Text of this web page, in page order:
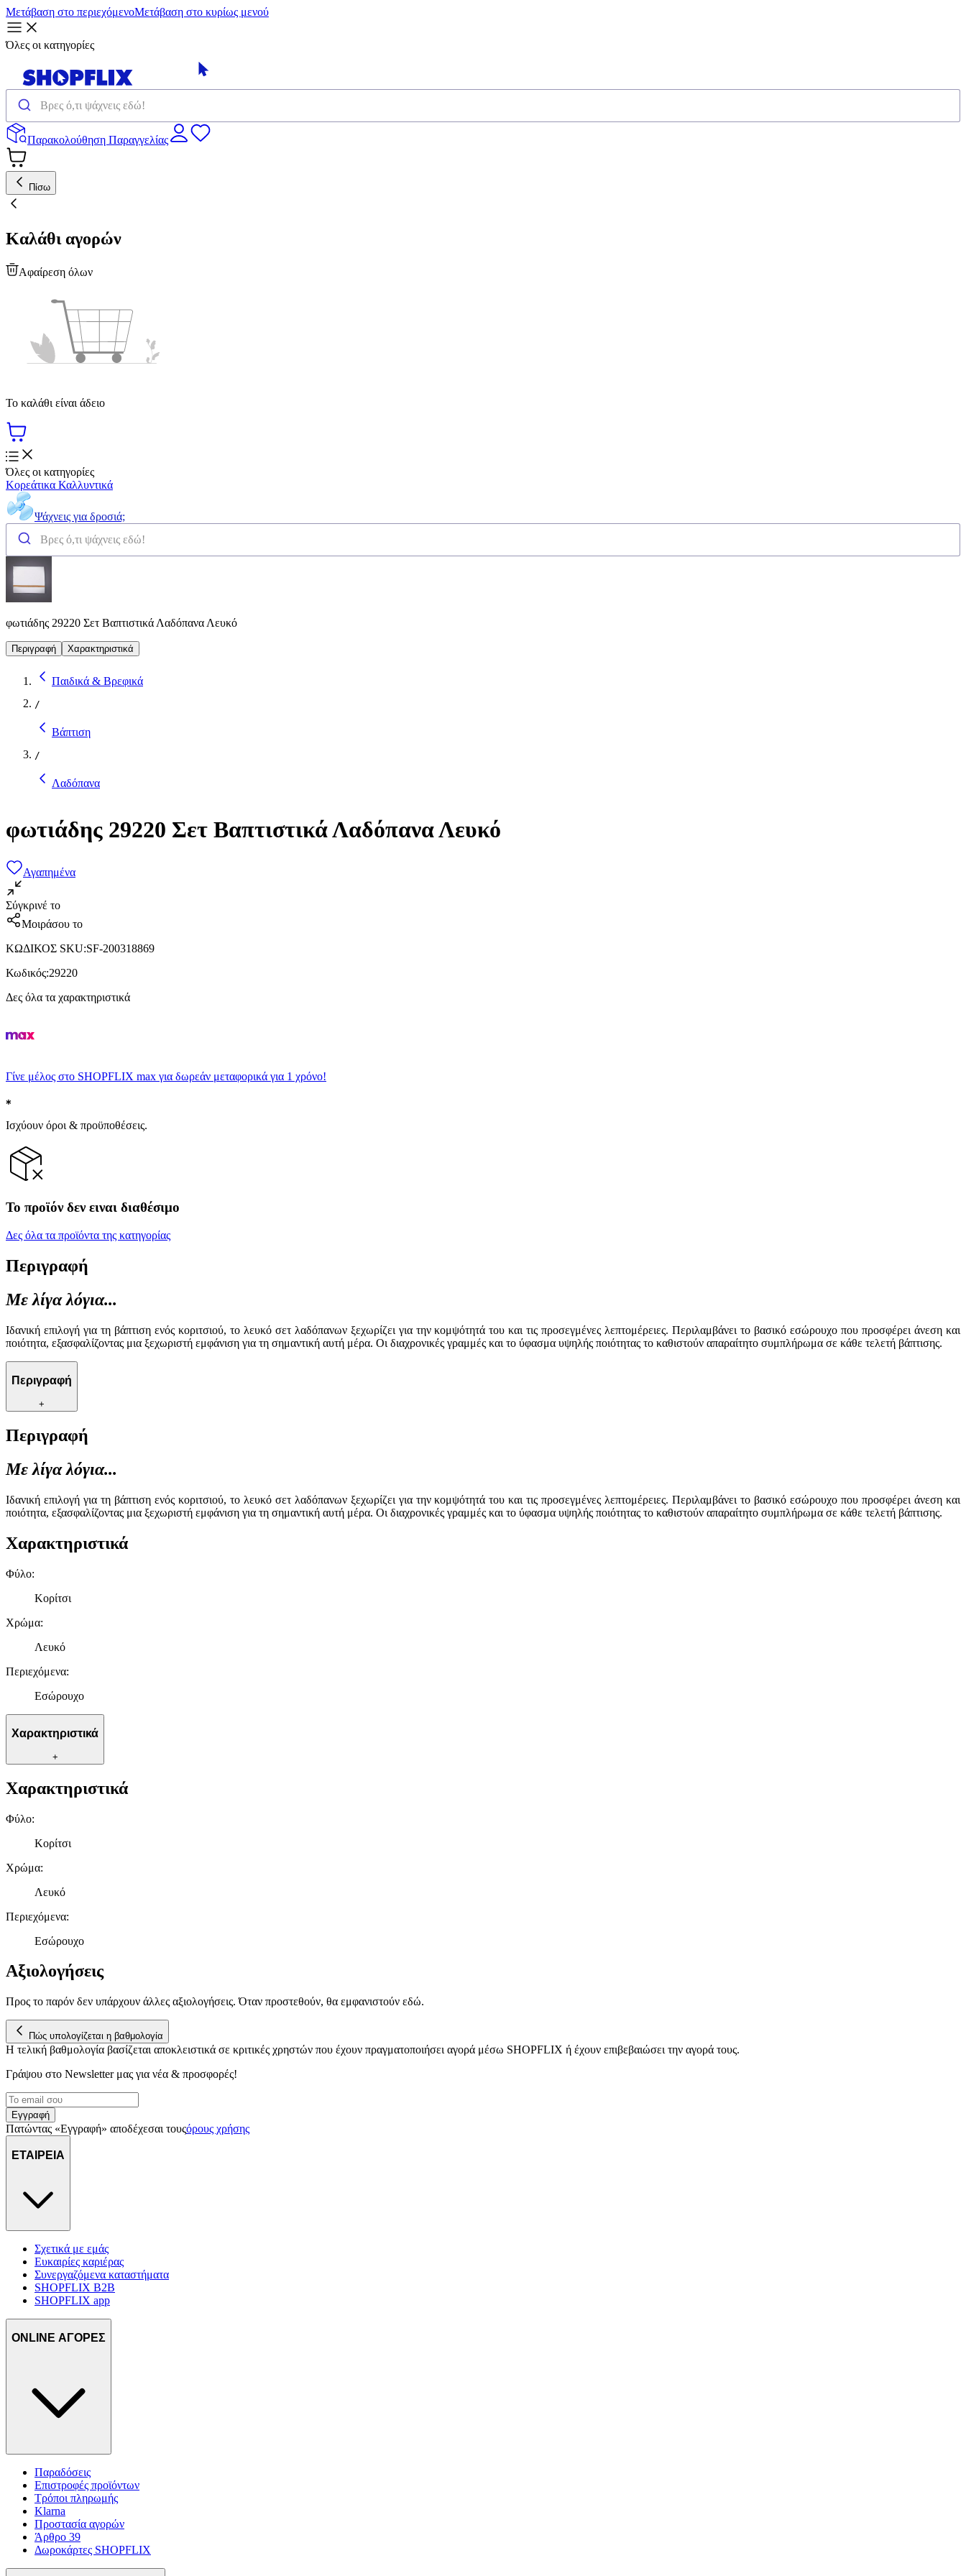
Μετάβαση στο περιεχόμενοΜετάβαση στο κυρίως μενού
Όλες οι κατηγορίες
Παρακολούθηση Παραγγελίας
Πίσω
Καλάθι αγορών
Αφαίρεση όλων
Το καλάθι είναι άδειο
Όλες οι κατηγορίες
Κορεάτικα Καλλυντικά
Ψάχνεις για δροσιά;
φωτιάδης 29220 Σετ Βαπτιστικά Λαδόπανα Λευκό
Περιγραφή Χαρακτηριστικά
Παιδικά & Βρεφικά
/
Βάπτιση
/
Λαδόπανα
φωτιάδης 29220 Σετ Βαπτιστικά Λαδόπανα Λευκό
Αγαπημένα
Σύγκρινέ το
Μοιράσου το
ΚΩΔΙΚΟΣ SKU:SF-200318869
Κωδικός:29220
Δες όλα τα χαρακτηριστικά
Γίνε μέλος στο SHOPFLIX max για δωρεάν μεταφορικά για 1 χρόνο!
Ισχύουν όροι & προϋποθέσεις.
Το προϊόν δεν ειναι διαθέσιμο
Δες όλα τα προϊόντα της κατηγορίας
Περιγραφή
Με λίγα λόγια...
Ιδανική επιλογή για τη βάπτιση ενός κοριτσιού, το λευκό σετ λαδόπανων ξεχωρίζει για την κομψότητά του και τις προσεγμένες λεπτομέρειες. Περιλαμβάνει το βασικό εσώρουχο που προσφέρει άνεση και
ποιότητα, εξασφαλίζοντας μια ξεχωριστή εμφάνιση για τη σημαντική αυτή μέρα. Οι διαχρονικές γραμμές και το ύφασμα υψηλής ποιότητας το καθιστούν απαραίτητο συμπλήρωμα σε κάθε τελετή βάπτισης.
Περιγραφή
+
Περιγραφή
Με λίγα λόγια...
Ιδανική επιλογή για τη βάπτιση ενός κοριτσιού, το λευκό σετ λαδόπανων ξεχωρίζει για την κομψότητά του και τις προσεγμένες λεπτομέρειες. Περιλαμβάνει το βασικό εσώρουχο που προσφέρει άνεση και
ποιότητα, εξασφαλίζοντας μια ξεχωριστή εμφάνιση για τη σημαντική αυτή μέρα. Οι διαχρονικές γραμμές και το ύφασμα υψηλής ποιότητας το καθιστούν απαραίτητο συμπλήρωμα σε κάθε τελετή βάπτισης.
Χαρακτηριστικά
Φύλο:
Κορίτσι
Χρώμα:
Λευκό
Περιεχόμενα:
Εσώρουχο
Χαρακτηριστικά
+
Χαρακτηριστικά
Φύλο:
Κορίτσι
Χρώμα:
Λευκό
Περιεχόμενα:
Εσώρουχο
Αξιολογήσεις
Προς το παρόν δεν υπάρχουν άλλες αξιολογήσεις. Όταν προστεθούν, θα εμφανιστούν εδώ.
Πώς υπολογίζεται η βαθμολογία
Η τελική βαθμολογία βασίζεται αποκλειστικά σε κριτικές χρηστών που έχουν πραγματοποιήσει αγορά μέσω SHOPFLIX ή έχουν επιβεβαιώσει την αγορά τους.
Γράψου στο Νewsletter μας για νέα & προσφορές!
Εγγραφή
Πατώντας «Εγγραφή» αποδέχεσαι τουςόρους χρήσης
ΕΤΑΙΡΕΙΑ
Σχετικά με εμάς
Ευκαιρίες καριέρας
Συνεργαζόμενα καταστήματα
SHOPFLIX B2B
SHOPFLIX app
ONLINE ΑΓΟΡΕΣ
Παραδόσεις
Επιστροφές προϊόντων
Τρόποι πληρωμής
Klarna
Προστασία αγορών
Άρθρο 39
Δωροκάρτες SHOPFLIX